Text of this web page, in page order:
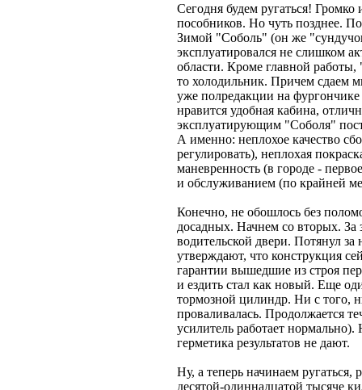
Сегодня будем ругаться!
пособников. Но чуть позднее.
Зимой "Соболь" (он же
эксплуатировался не слишком
области. Кроме главной работы,
то холодильник. Причем сдаем
уже полредакции на
нравится удобная кабина,
эксплуатирующим "Соболя"
А именно: неплохое качество
регулировать), неплохая
маневренность (в городе -
и обслуживанием (по крайней
Конечно, не обошлось без
досадных. Начнем со вторых.
водительской двери. Потянул за
утверждают, что конструкция
гарантии вышедшие из строя
и ездить стал как новый. Еще
тормозной цилиндр. Ни с того,
проваливалась. Продолжается
усилитель работает
герметика результатов не дают.
Ну, а теперь начинаем ругаться,
десятой-одиннадцатой тысяче